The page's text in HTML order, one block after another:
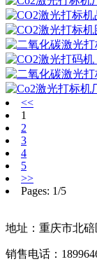
<<
1
2
3
4
5
>>
Pages: 1/5
地址：重庆市北
销售电话：